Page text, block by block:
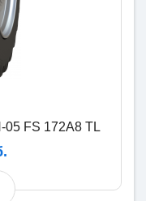
FS 172A8 TL